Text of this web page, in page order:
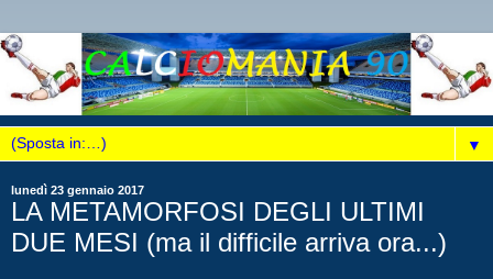
▼
lunedì 23 gennaio 2017
LA METAMORFOSI DEGLI ULTIMI
DUE MESI (ma il difficile arriva ora...)